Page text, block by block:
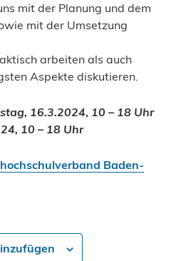
mit der Planung und dem
mit der Umsetzung
arbeiten als auch
Aspekte diskutieren.
16.3.2024, 10 – 18 Uhr
10 – 18 Uhr
Baden-